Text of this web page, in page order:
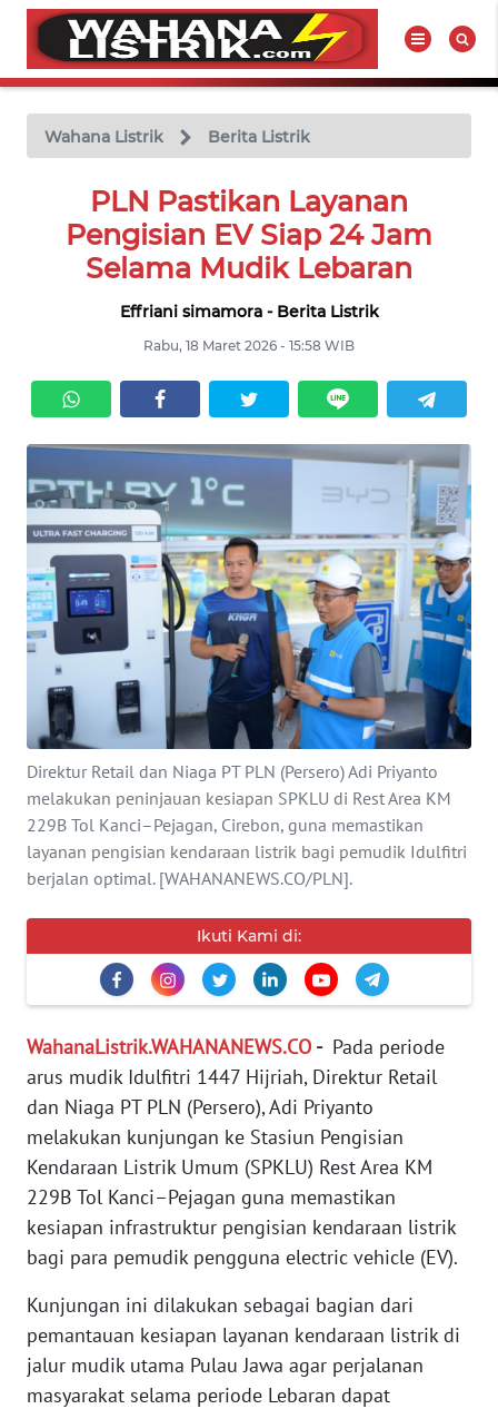
Wahana Listrik Berita Listrik
PLN Pastikan Layanan
Pengisian EV Siap 24 Jam
Selama Mudik Lebaran
Effriani simamora - Berita Listrik
Rabu, 18 Maret 2026 - 15:58 WIB
Direktur Retail dan Niaga PT PLN (Persero) Adi Priyanto
melakukan peninjauan kesiapan SPKLU di Rest Area KM
229B Tol Kanci–Pejagan, Cirebon, guna memastikan
layanan pengisian kendaraan listrik bagi pemudik Idulfitri
berjalan optimal. [WAHANANEWS.CO/PLN].
Ikuti Kami di:
WahanaListrik.WAHANANEWS.CO - Pada periode
arus mudik Idulfitri 1447 Hijriah, Direktur Retail
dan Niaga PT PLN (Persero), Adi Priyanto
melakukan kunjungan ke Stasiun Pengisian
Kendaraan Listrik Umum (SPKLU) Rest Area KM
229B Tol Kanci–Pejagan guna memastikan
kesiapan infrastruktur pengisian kendaraan listrik
bagi para pemudik pengguna electric vehicle (EV).
Kunjungan ini dilakukan sebagai bagian dari
pemantauan kesiapan layanan kendaraan listrik di
jalur mudik utama Pulau Jawa agar perjalanan
masyarakat selama periode Lebaran dapat
TV
Tutup
LISTRIK
PRODUK
LISTRIK
LISTRIK
SERBA-
SERBI
Informasi
INDEKS
BERITA
KONTAK
KAMI
INFO
IKLAN
KAMI
MEDIA
KARIR
DISCLAIMER
Wahana
News
Regional
WN